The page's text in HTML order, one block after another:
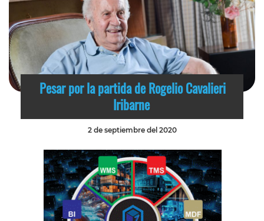
Pesar por la partida de Rogelio Cavalieri
Iribarne
2 de septiembre del 2020